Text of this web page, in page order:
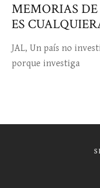
MEMORIAS
ES
JAL, Un país no
porque investiga